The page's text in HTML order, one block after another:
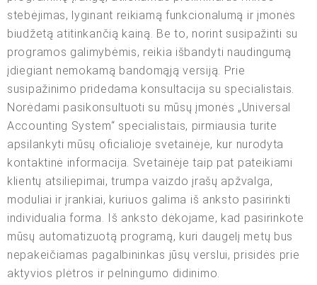
stebėjimas, lyginant reikiamą funkcionalumą ir įmonės
biudžetą atitinkančią kainą. Be to, norint susipažinti su
programos galimybėmis, reikia išbandyti naudingumą
įdiegiant nemokamą bandomąją versiją. Prie
susipažinimo pridedama konsultacija su specialistais.
Norėdami pasikonsultuoti su mūsų įmonės „Universal
Accounting System“ specialistais, pirmiausia turite
apsilankyti mūsų oficialioje svetainėje, kur nurodyta
kontaktinė informacija. Svetainėje taip pat pateikiami
klientų atsiliepimai, trumpa vaizdo įrašų apžvalga,
moduliai ir įrankiai, kuriuos galima iš anksto pasirinkti
individualia forma. Iš anksto dėkojame, kad pasirinkote
mūsų automatizuotą programą, kuri daugelį metų bus
nepakeičiamas pagalbininkas jūsų verslui, prisidės prie
aktyvios plėtros ir pelningumo didinimo.